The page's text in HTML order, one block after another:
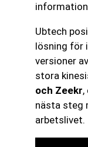
Ubtech
lösning för
versioner
stora
och Zeekr,
nästa steg
arbetslivet.